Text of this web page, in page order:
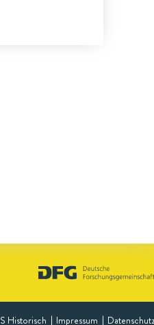
Historisch Impressum Datenschutz